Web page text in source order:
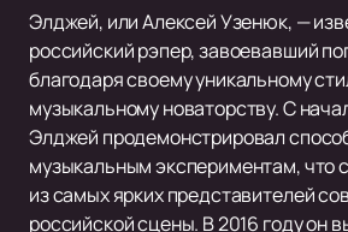
Элджей, или Алексей Узенюк, —
российский рэпер, завоевавший
благодаря своему уникальному
музыкальному новаторству. С
Элджей продемонстрировал
музыкальным экспериментам, что
из самых ярких представителей
российской сцены. В 2016 году он